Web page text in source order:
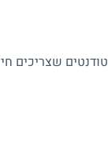
לבגרות 3, 4 ו 5 יחידות